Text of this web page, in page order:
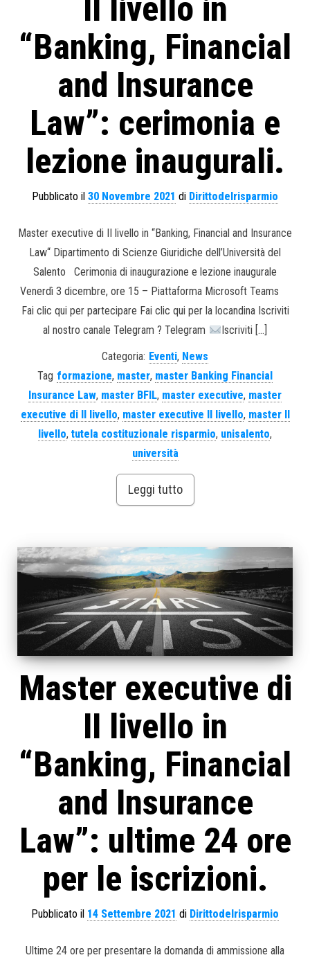
II livello in
“Banking, Financial
and Insurance
Law”: cerimonia e
lezione inaugurali.
Pubblicato il 30 Novembre 2021 di Dirittodelrisparmio
Master executive di II livello in “Banking, Financial and Insurance
Law“ Dipartimento di Scienze Giuridiche dell’Università del
Salento Cerimonia di inaugurazione e lezione inaugurale
Venerdì 3 dicembre, ore 15 – Piattaforma Microsoft Teams
Fai clic qui per partecipare Fai clic qui per la locandina Iscriviti
al nostro canale Telegram ? Telegram
Iscriviti […]
Categoria: Eventi, News
Tag formazione, master, master Banking Financial
Insurance Law, master BFIL, master executive, master
executive di II livello, master executive II livello, master II
livello, tutela costituzionale risparmio, unisalento,
università
Leggi tutto
Master executive di
II livello in
“Banking, Financial
and Insurance
Law”: ultime 24 ore
per le iscrizioni.
Pubblicato il 14 Settembre 2021 di Dirittodelrisparmio
Ultime 24 ore per presentare la domanda di ammissione alla